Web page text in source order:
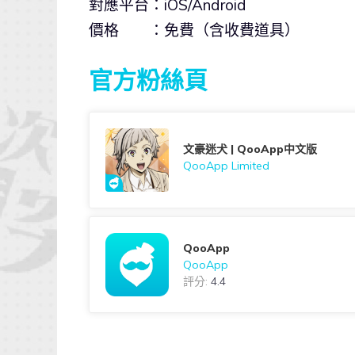
對應平台：iOS/Android
價格 ：免費（含收費道具）
官方粉絲頁
文豪迷犬 | QooApp中文版
QooApp Limited
QooApp
QooApp
評分: 4.4